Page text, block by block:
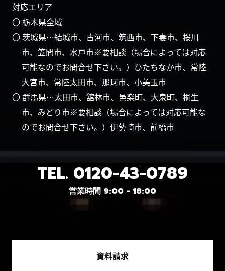
対応エリア
〇 栃木県全域
〇 茨城県…結城市、古河市、筑西市、下妻市、桜川
市、笠間市、水戸市※要相談（場合によっては対応
可能なのでお問合せ下さい。）ひたちなか市、常陸
大宮市、常陸太田市、那珂市、小美玉市
〇 群馬県…太田市、舘林市、邑楽町、大泉町、桐生
市、みどり市※要相談（場合によっては対応可能な
のでお問合せ下さい。）伊勢崎市、前橋市
TEL. 0120-43-0789
営業時間 9:00 - 18:00
資料請求